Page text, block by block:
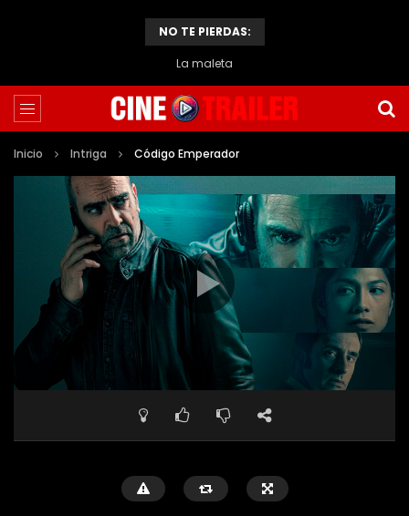
NO TE PIERDAS:
El caso de Thomas Crown
Inicio Intriga Código Emperador